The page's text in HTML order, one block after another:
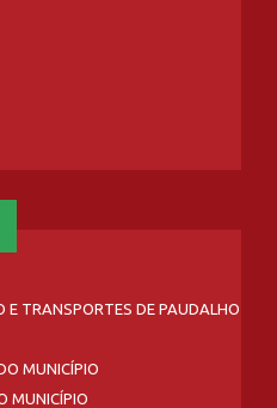
TRANSPORTES DE PAUDALHO
MUNICÍPIO
MUNICÍPIO